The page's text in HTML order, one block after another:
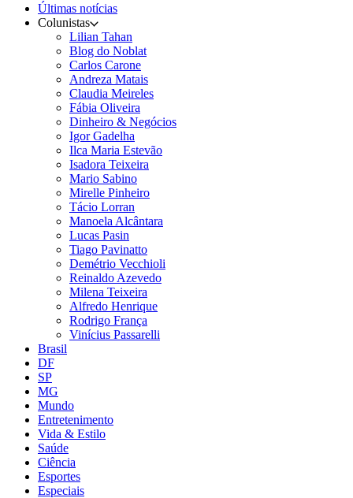
Últimas notícias
Colunistas
Lilian Tahan
Blog do Noblat
Carlos Carone
Andreza Matais
Claudia Meireles
Fábia Oliveira
Dinheiro & Negócios
Igor Gadelha
Ilca Maria Estevão
Isadora Teixeira
Mario Sabino
Mirelle Pinheiro
Tácio Lorran
Manoela Alcântara
Lucas Pasin
Tiago Pavinatto
Demétrio Vecchioli
Reinaldo Azevedo
Milena Teixeira
Alfredo Henrique
Rodrigo França
Vinícius Passarelli
Brasil
DF
SP
MG
Mundo
Entretenimento
Vida & Estilo
Saúde
Ciência
Esportes
Especiais